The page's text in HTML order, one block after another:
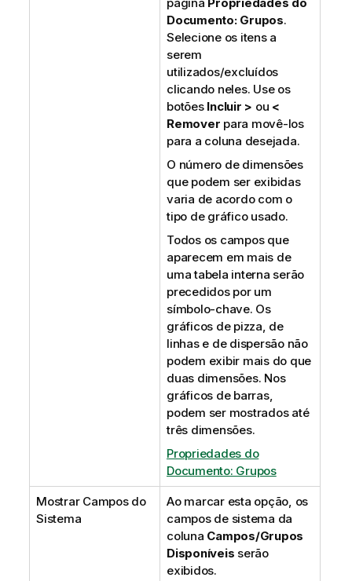
Documento: Grupos.
Selecione os itens a
serem
utilizados/excluídos
clicando neles. Use os
botões Incluir > ou <
Remover para movê-los
para a coluna desejada.
O número de dimensões
que podem ser exibidas
varia de acordo com o
tipo de gráfico usado.
Todos os campos que
aparecem em mais de
uma tabela interna serão
precedidos por um
símbolo-chave. Os
gráficos de pizza, de
linhas e de dispersão não
podem exibir mais do que
duas dimensões. Nos
gráficos de barras,
podem ser mostrados até
três dimensões.
Propriedades do
Documento: Grupos
Mostrar Campos do
Sistema
Ao marcar esta opção, os
campos de sistema da
coluna Campos/Grupos
Disponíveis serão
exibidos.